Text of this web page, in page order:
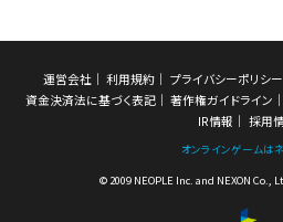
運営会社 利用規約 プライバシーポリシー
資金決済法に基づく表記
著作権ガイドライン
IR情報
採用
オンラインゲームは
© 2009 NEOPLE Inc. and NEXON Co.,